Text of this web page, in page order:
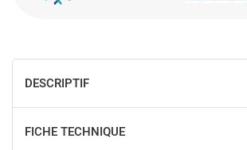
DESCRIPTIF
FICHE TECHNIQUE